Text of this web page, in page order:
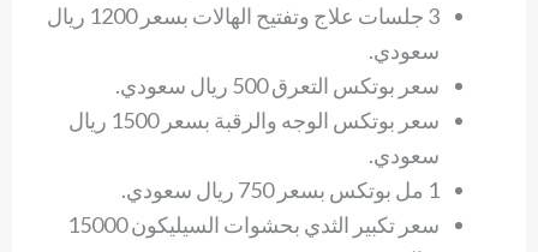
3 جلسات علاج وتفتيح الهالات بسعر 1200 ريال
سعودي.
سعر بوتكس التعرق 500 ريال سعودي.
سعر بوتكس الوجه والرقبة بسعر 1500 ريال
سعودي.
1 مل بوتكس بسعر 750 ريال سعودي.
سعر تكبير الثدي بحشوات السيليكون 15000